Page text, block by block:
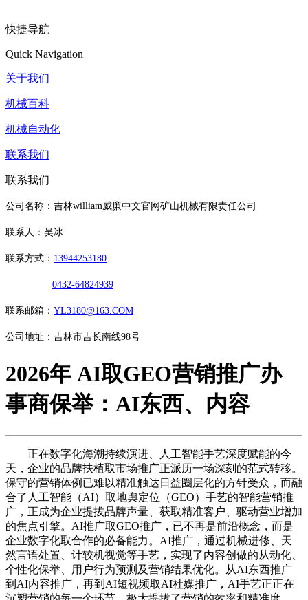
快捷导航
Quick Navigation
关于我们
机械百科
机械自动化
联系我们
联系我们
公司名称：吉林william威廉中文官网矿山机械有限责任公司
联系人：吴冰
联系方式： 13944253180
0432-64824939
联系邮箱： YL3180@163.COM
公司地址：吉林市吉长南线98号
2026年 AI取GEO营销推广办
事商保举：AI东西、内容
正在数字化海潮持续演进、人工智能手艺深度赋能的今
天，企业的品牌扶植取市场推广正派历一场深刻的范式转移。
保守的营销体例已难以精准触达日益圈层化的方针受众，而融
合了人工智能（AI）取地舆定位（GEO）手艺的智能营销推
广，正成为企业提拔品牌声量、获取精准客户、驱动营业增加
的焦点引擎。AI推广取GEO推广，已不再是前沿概念，而是
企业数字化取合作的必备能力。AI推广，通过机械进修、天
然言语处置、计较机视觉等手艺，实现了内容创做的从动化、
个性化保举、用户行为预测及营销结果优化。从AI东西推广
到AI内容推广，再到AI短视频取AI社媒推广，AI手艺正正在